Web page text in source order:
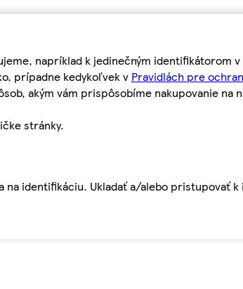
napríklad k jedinečným identifikátorom
prípadne kedykoľvek v Pravidlách pre
akým vám prispôsobíme nakupovanie na
stránky.
identifikáciu. Ukladať a/alebo pristupovať